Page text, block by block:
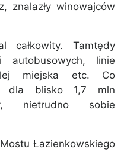
znalazły winowajców
całkowity. Tamtędy
autobusowych, linie
miejska etc. Co
dla blisko 1,7 mln
nietrudno sobie
Łazienkowskiego